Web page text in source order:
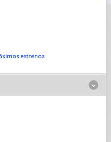
estrenos